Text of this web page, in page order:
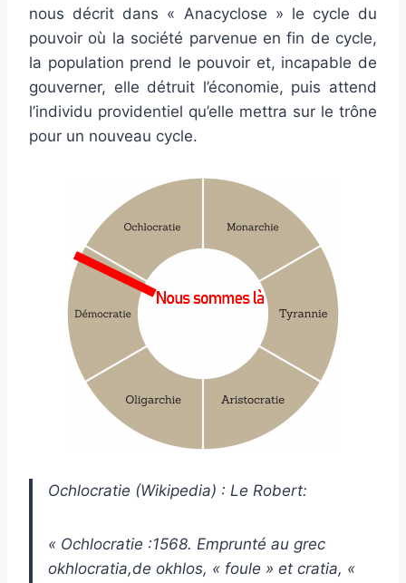
nous décrit dans « Anacyclose » le cycle du
pouvoir où la société parvenue en fin de cycle,
la population prend le pouvoir et, incapable de
gouverner, elle détruit l’économie, puis attend
l’individu providentiel qu’elle mettra sur le trône
pour un nouveau cycle.
Ochlocratie (Wikipedia) : Le Robert:
« Ochlocratie :1568. Emprunté au grec
okhlocratia,de okhlos, « foule » et­ cratia, «